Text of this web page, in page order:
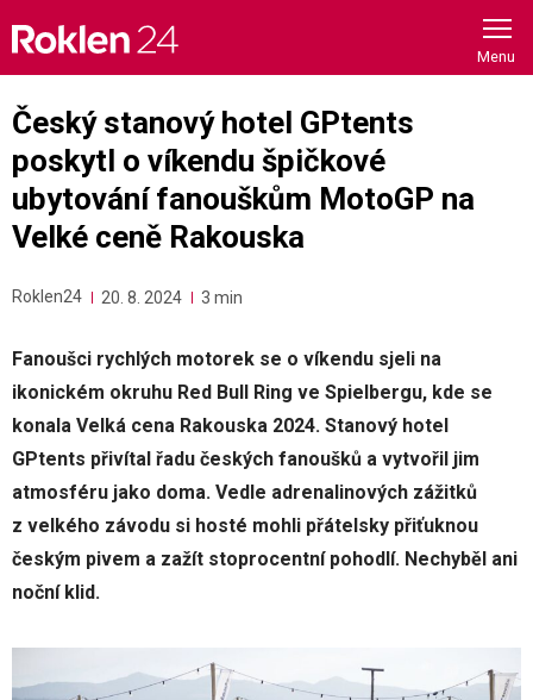
content
Český stanový hotel GPtents
poskytl o víkendu špičkové
ubytování fanouškům MotoGP na
Velké ceně Rakouska
Roklen24 20. 8. 2024 3 min
Fanoušci rychlých motorek se o víkendu sjeli na
ikonickém okruhu Red Bull Ring ve Spielbergu, kde se
konala Velká cena Rakouska 2024. Stanový hotel
GPtents přivítal řadu českých fanoušků a vytvořil jim
atmosféru jako doma. Vedle adrenalinových zážitků
z velkého závodu si hosté mohli přátelsky přiťuknou
českým pivem a zažít stoprocentní pohodlí. Nechyběl ani
noční klid.